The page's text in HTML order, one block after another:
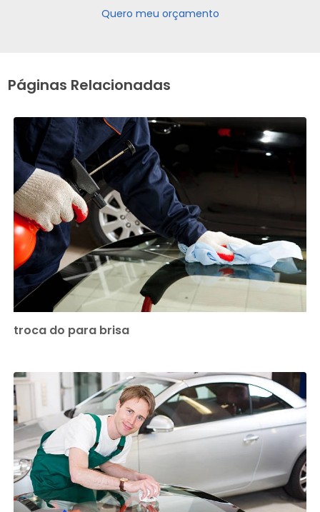
Quero meu orçamento
Páginas Relacionadas
troca do para brisa